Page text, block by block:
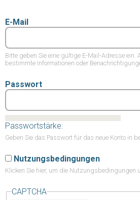
E-Mail
Bitte geben Sie eine gültige E-Mail-Adresse
bestimmte Informationen oder
Passwort
Passwortstärke:
Geben Sie das Passwort für das neue Konto in
Nutzungsbedingungen
Klicken Sie hier, um die Nutzungsbedingungen
CAPTCHA